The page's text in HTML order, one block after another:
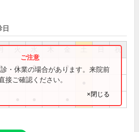
祝
● ● ● ●
・休業の場合があります。来院前
接ご確認ください。
×閉じる